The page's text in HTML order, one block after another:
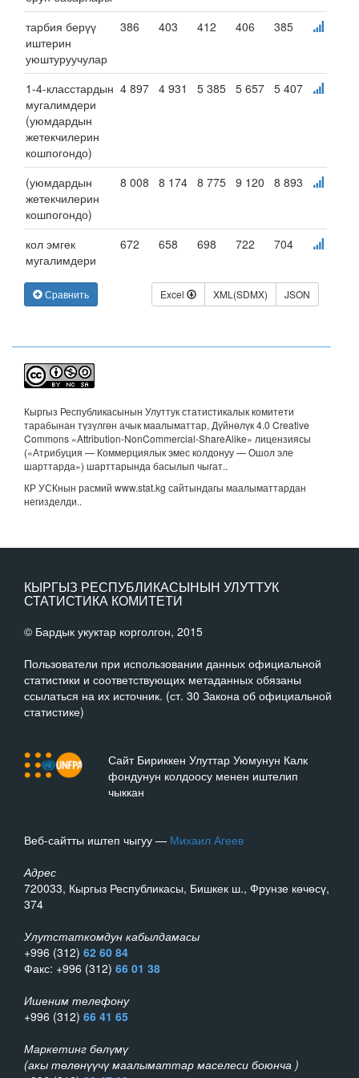
тарбия берүү
иштерин
уюштуруучулар
386 403 412 406 385
1-4-класстардын
мугалимдери
(уюмдардын
жетекчилерин
кошпогондо)
4 897 4 931 5 385 5 657 5 407
(уюмдардын
жетекчилерин
кошпогондо)
8 008 8 174 8 775 9 120 8 893
кол эмгек
мугалимдери
672 658 698 722 704
Сравнить Excel XML(SDMX) JSON
Кыргыз Республикасынын Улуттук статистикалык комитети
тарабынан түзүлгөн ачык маалыматтар, Дүйнөлүк 4.0 Creative
Commons «Attribution-NonCommercial-ShareAlike» лицензиясы
(«Атрибуция — Коммерциялык эмес колдонуу — Ошол эле
шарттарда») шарттарында басылып чыгат..
КР УСКнын расмий www.stat.kg сайтындагы маалыматтардан
негизделди..
КЫРГЫЗ РЕСПУБЛИКАСЫНЫН УЛУТТУК
СТАТИСТИКА КОМИТЕТИ
© Бардык укуктар корголгон, 2015
Пользователи при использовании данных официальной
статистики и соответствующих метаданных обязаны
ссылаться на их источник. (ст. 30 Закона об официальной
статистике)
Сайт Бириккен Улуттар Уюмунун Калк
фондунун колдоосу менен иштелип
чыккан
Веб-сайтты иштеп чыгуу — Михаил Агеев
Адрес
720033, Кыргыз Республикасы, Бишкек ш., Фрунзе көчөсү,
374
Улутстаткомдун кабылдамасы
+996 (312) 62 60 84
Факс: +996 (312) 66 01 38
Ишеним телефону
+996 (312) 66 41 65
Маркетинг бөлүмү
(акы төлөнүүчү маалыматтар маселеси боюнча )